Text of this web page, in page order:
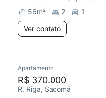
56m² 2
1
Ver contato
Apartamento
R$ 370.000
R. Riga, Sacomã